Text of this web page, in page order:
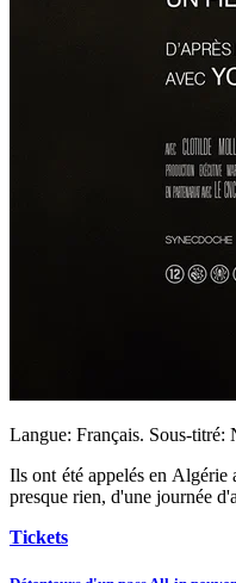
Langue: Français. Sous-titré:
Ils ont été appelés en
presque rien, d'une journée
Tickets